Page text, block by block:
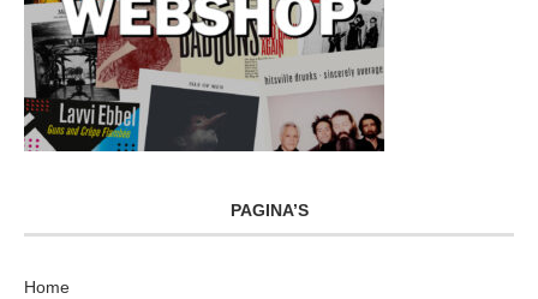
PAGINA’S
Home